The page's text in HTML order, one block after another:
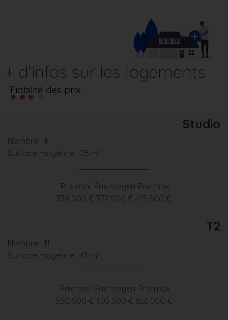
+ d'infos sur les logements
Fiabilité des prix
Studio
Nombre : 4
Surface moyenne : 25 m²
Prix mini
338 000 €
Prix moyen
377 000 €
Prix max
415 500 €
T2
Nombre : 11
Surface moyenne : 43 m²
Prix mini
550 500 €
Prix moyen
603 500 €
Prix max
656 500 €